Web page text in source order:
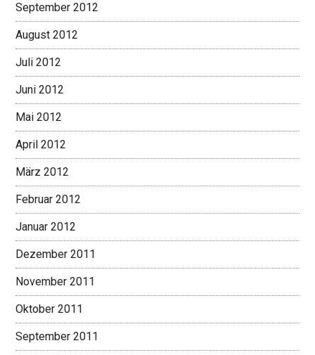
September 2012
August 2012
Juli 2012
Juni 2012
Mai 2012
April 2012
März 2012
Februar 2012
Januar 2012
Dezember 2011
November 2011
Oktober 2011
September 2011